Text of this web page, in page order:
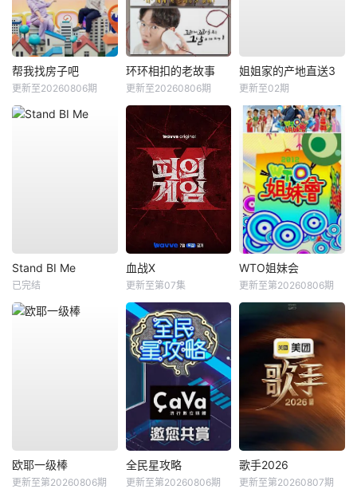
帮我找房子吧
更新至20260806期
环环相扣的老故事
更新至20260806期
姐姐家的产地直送3
更新至02期
Stand BI Me
已完结
血战X
更新至第07集
WTO姐妹会
更新至第20260806期
欧耶一级棒
更新至第20260806期
全民星攻略
更新至第20260806期
歌手2026
更新至第20260807期